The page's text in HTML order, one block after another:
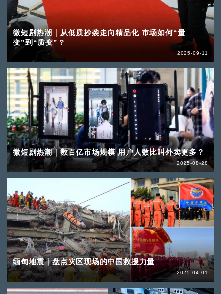
微短剧热潮｜从低质抄袭走向精品化 市场如何“量
变”到“质变”？
2025-09-11
微短剧热潮｜数百亿市场规模 用户人数比叫外卖更多？
2025-08-28
缅甸地震｜盘点灾区现场的中国救援力量
2025-04-01